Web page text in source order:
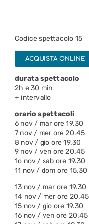
Codice spettacolo 15
ACQUISTA ONLINE
durata spettacolo
2h e 30 min
+ intervallo
orario spettacoli
6 nov / mar ore 19.30
7 nov / mer ore 20.45
8 nov / gio ore 19.30
9 nov / ven ore 20.45
1o nov / sab ore 19.30
11 nov / dom ore 15.30
13 nov / mar ore 19.30
14 nov / mer ore 20.45
15 nov / gio ore 19.30
16 nov / ven ore 20.45